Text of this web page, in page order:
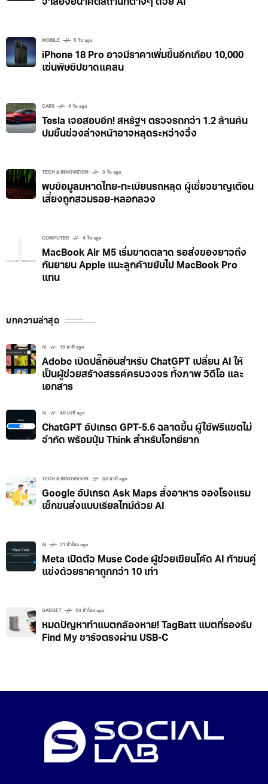
จำลองอนาคตสถานที่ต่างๆ ด้วย AI
MOBILE 5 วัน ago
iPhone 18 Pro อาจมีราคาเพิ่มขึ้นอีกเกือบ 10,000
เซ่นพิษชิปขาดแคลน
CARS 4 วัน ago
Tesla เจอสอบอีก! สหรัฐฯ ตรวจรถกว่า 1.2 ล้านคัน
ปมชิ้นช่วงล่างหน้าอาจหลุดระหว่างวิ่ง
TECH & INNOVATION 3 วัน ago
พบข้อมูลมหาดไทย-ทะเบียนรถหลุด ผู้เชี่ยวชาญเตือน
เสี่ยงถูกสวมรอย-หลอกลวง
COMPUTER 4 วัน ago
MacBook Air M5 เริ่มขาดตลาด รอส่งของยาวถึง
กันยายน Apple แนะลูกค้าขยับไป MacBook Pro
แทน
บทความล่าสุด
AI 10 นาที ago
Adobe เปิดปลั๊กอินสำหรับ ChatGPT เปลี่ยน AI ให้
เป็นผู้ช่วยสร้างสรรค์ครบวงจร ทั้งภาพ วิดีโอ และ
เอกสาร
AI 40 นาที ago
ChatGPT อัปเกรด GPT-5.6 ฉลาดขึ้น ผู้ใช้ฟรีแชตไม่
จำกัด พร้อมปุ่ม Think สำหรับโจทย์ยาก
TECH & INNOVATION 60 นาที ago
Google อัปเกรด Ask Maps สั่งอาหาร จองโรงแรม
เช็กขนส่งแบบเรียลไทม์ด้วย AI
AI 21 ชั่วโมง ago
Meta เปิดตัว Muse Code ผู้ช่วยเขียนโค้ด AI ท้าชนคู่
แข่งด้วยราคาถูกกว่า 10 เท่า
GADGET 24 ชั่วโมง ago
หมดปัญหาทำแบตกล้องหาย! TagBatt แบตที่รองรับ
Find My ชาร์จตรงผ่าน USB-C